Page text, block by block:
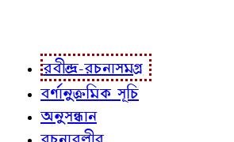
রবীন্দ্র-রচনাসমগ্র
বর্ণানুক্রমিক সূচি
অনুসন্ধান